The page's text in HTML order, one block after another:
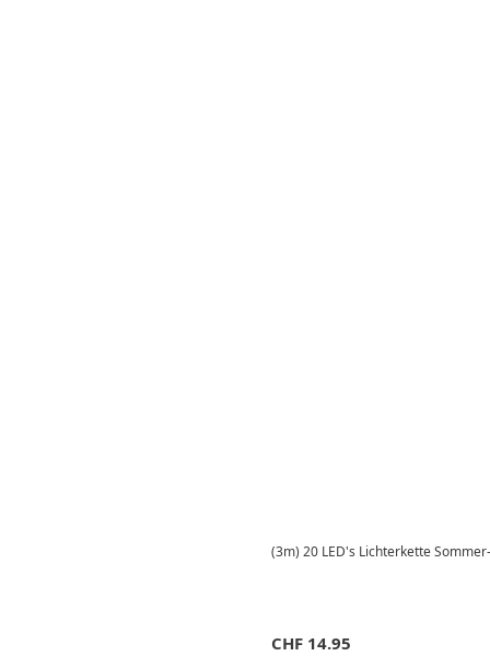
(3m) 20 LED's Lichterkette
CHF 14.95